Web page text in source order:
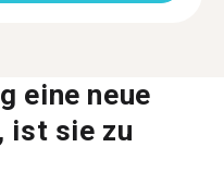
eine neue
ist sie zu